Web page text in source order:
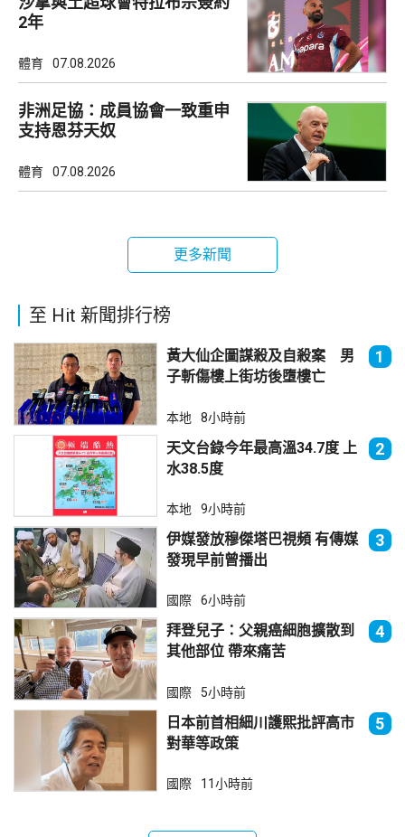
2年
體育 07.08.2026
非洲足協：成員協會一致重申
支持恩芬天奴
體育 07.08.2026
更多新聞
至 Hit 新聞排行榜
黃大仙企圖謀殺及自殺案 男
子斬傷樓上街坊後墮樓亡
1
本地 8小時前
天文台錄今年最高溫34.7度 上
水38.5度
2
本地 9小時前
伊媒發放穆傑塔巴視頻 有傳媒
發現早前曾播出
3
國際 6小時前
拜登兒子：父親癌細胞擴散到
其他部位 帶來痛苦
4
國際 5小時前
日本前首相細川護熙批評高市
對華等政策
5
國際 11小時前